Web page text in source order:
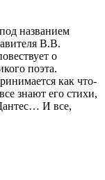
названием
В.В.
о
поэта.
как что-
знают его стихи,
И все,